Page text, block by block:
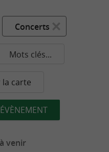
Concerts
Mots clés...
carte
venir